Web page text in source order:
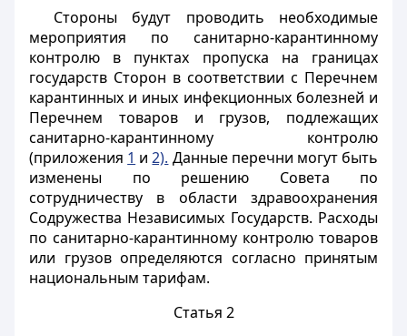
Стороны будут проводить необходимые
мероприятия по санитарно-карантинному
контролю в пунктах пропуска на границах
государств Сторон в соответствии с Перечнем
карантинных и иных инфекционных болезней и
Перечнем товаров и грузов, подлежащих
санитарно-карантинному контролю
(приложения 1 и2). Данные перечни могут быть
изменены по решению Совета по
сотрудничеству в области здравоохранения
Содружества Независимых Государств. Расходы
по санитарно-карантинному контролю товаров
или грузов определяются согласно принятым
национальным тарифам.
Статья 2